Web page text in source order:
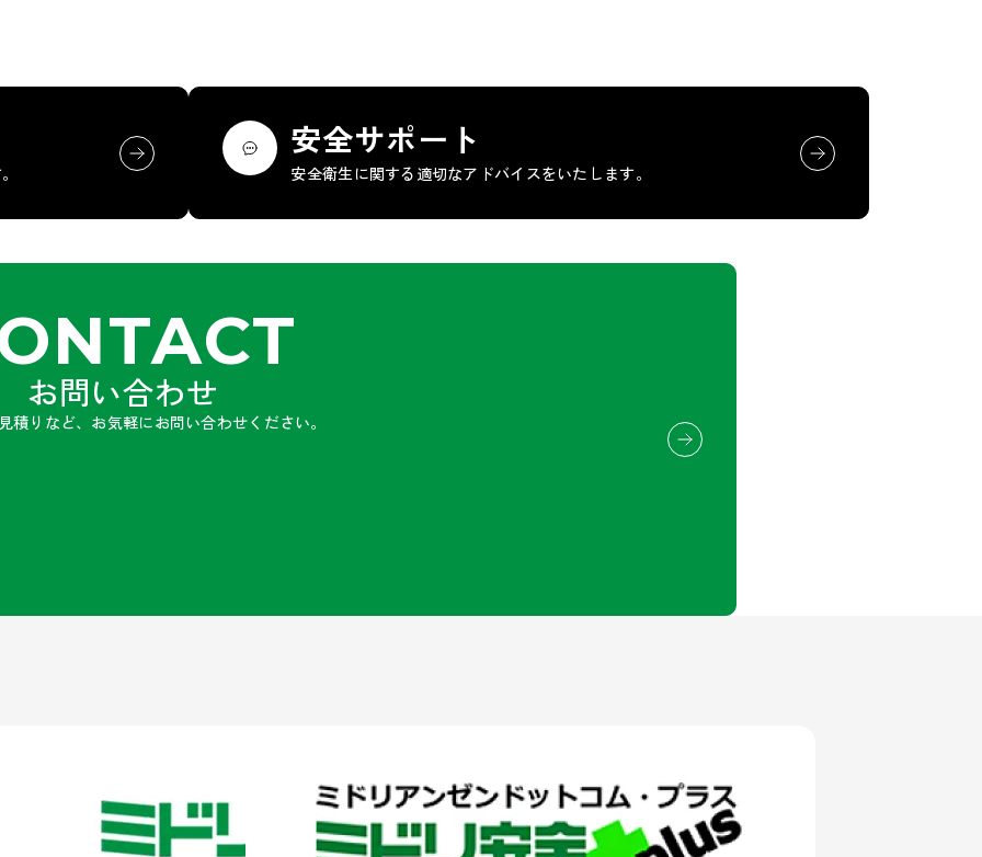
安全サポート
安全衛生に関する適切なアドバイスをいたします。
お問い合わせ
積りなど、お気軽にお問い合わせください。